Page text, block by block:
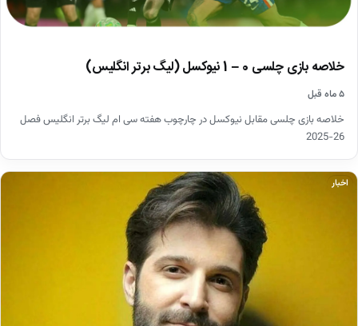
خلاصه بازی چلسی 0 – 1 نیوکسل (لیگ برتر انگلیس)
۵ ماه قبل
خلاصه بازی چلسی مقابل نیوکسل در چارچوب هفته سی ام لیگ برتر انگلیس فصل
26-2025
اخبار